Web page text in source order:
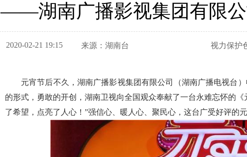
——湖南广播影视集团有限
2020-02-21 19:15 来源： 湖南台 视力保护
元宵节后不久，湖南广播影视集团有限公司（湖南广播电视台
的形式，勇敢的开创，湖南卫视向全国观众奉献了一台永难忘怀的
了希望，点亮了人心！”强信心、暖人心、聚民心，这台广受好评的